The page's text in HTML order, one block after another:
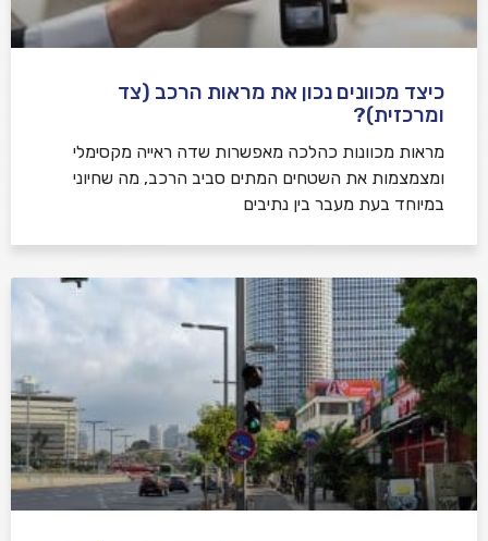
כיצד מכוונים נכון את מראות הרכב (צד
ומרכזית)?
מראות מכוונות כהלכה מאפשרות שדה ראייה מקסימלי
ומצמצמות את השטחים המתים סביב הרכב, מה שחיוני
במיוחד בעת מעבר בין נתיבים